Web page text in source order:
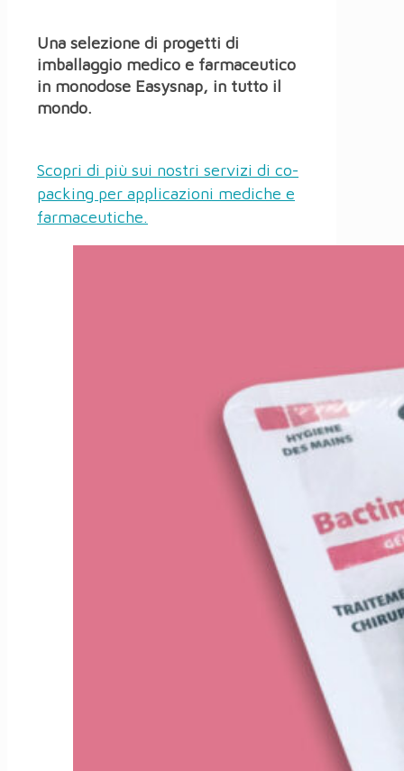
Una selezione di progetti di
imballaggio medico e farmaceutico
in monodose Easysnap, in tutto il
mondo.
Scopri di più sui nostri servizi di co-
packing per applicazioni mediche e
farmaceutiche.